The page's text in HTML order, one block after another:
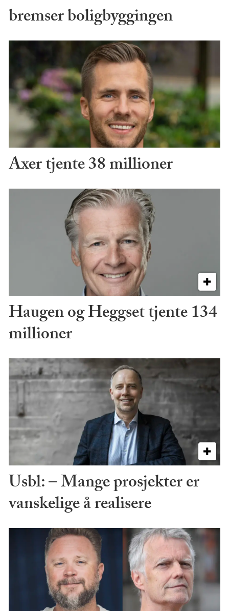
bremser boligbyggingen
Axer tjente 38 millioner
Haugen og Heggset tjente 134
millioner
Usbl: – Mange prosjekter er
vanskelige å realisere